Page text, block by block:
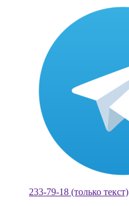
233-79-18 (только текст)